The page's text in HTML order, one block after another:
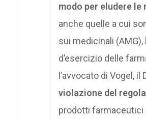
modo per eludere
anche quelle a cui
sui medicinali
d’esercizio delle
l’avvocato di Vogel,
violazione del
prodotti farmaceutici